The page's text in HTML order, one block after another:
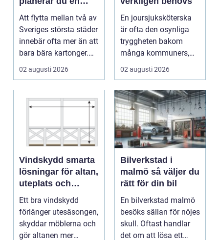
trygg flytt mellan
städerna
Att flytta mellan två av
Sveriges största städer
innebär ofta mer än att
bara bära kartonger.
Många ...
02 augusti 2026
En joursjuksköterska
är ofta den osynliga
tryggheten bakom
många kommuners,
privata vårdgivares
och ...
02 augusti 2026
Vindskydd smarta
lösningar för altan,
uteplats och
uterum
Ett bra vindskydd
förlänger utesäsongen,
skyddar möblerna och
gör altanen mer
Bilverkstad i
malmö så väljer du
rätt för din bil
En bilverkstad malmö
besöks sällan för nöjes
skull. Oftast handlar
det om att lösa ett